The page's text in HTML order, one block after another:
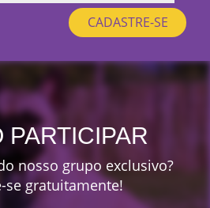
CADASTRE-SE
PARTICIPAR
nosso grupo exclusivo?
se gratuitamente!